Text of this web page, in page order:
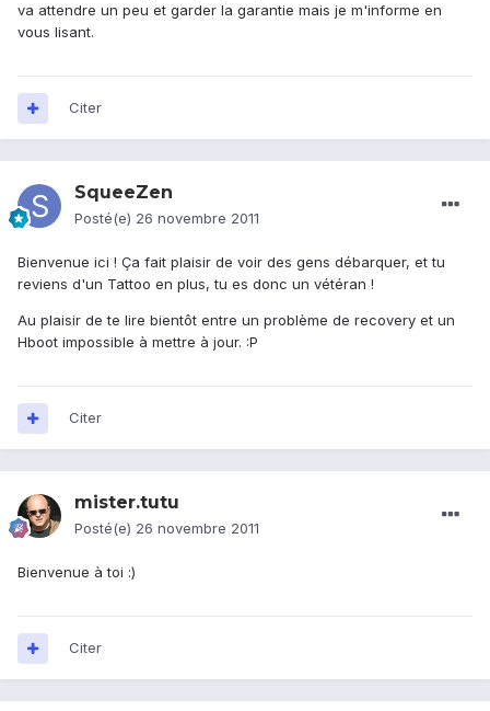
va attendre un peu et garder la garantie mais je m'informe en
vous lisant.
Citer
SqueeZen
Posté(e) 26 novembre 2011
Bienvenue ici ! Ça fait plaisir de voir des gens débarquer, et tu
reviens d'un Tattoo en plus, tu es donc un vétéran !
Au plaisir de te lire bientôt entre un problème de recovery et un
Hboot impossible à mettre à jour. :P
Citer
mister.tutu
Posté(e) 26 novembre 2011
Bienvenue à toi :)
Citer